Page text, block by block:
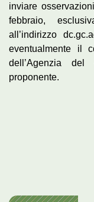
inviare
febbraio,
all’indirizzo
eventualmente il
dell’Agenzia
proponente.